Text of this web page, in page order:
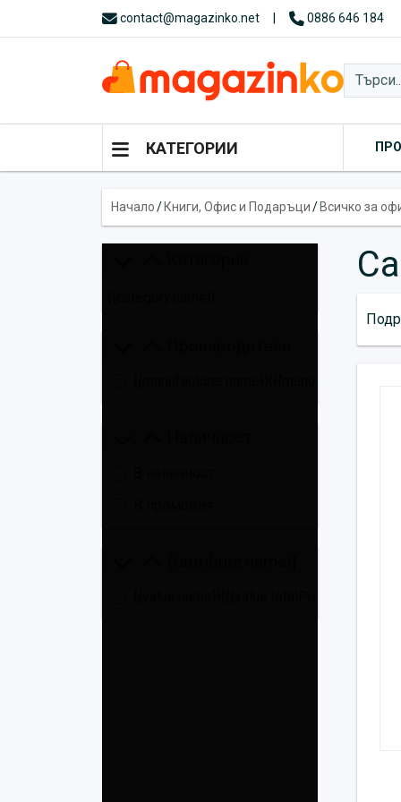
contact@magazinko.net 0886 646 184
КАТЕГОРИИ
Начало/ Книги, Офис и Подаръци/ Всичко за